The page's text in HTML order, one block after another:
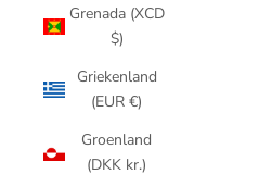
Grenada (XCD
$)
Griekenland
(EUR €)
Groenland
(DKK kr.)